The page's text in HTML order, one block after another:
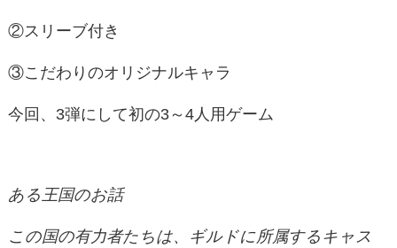
②スリーブ付き
③こだわりのオリジナルキャラ
今回、3弾にして初の3～4人用ゲーム
ある王国のお話
この国の有力者たちは、ギルドに所属するキャス